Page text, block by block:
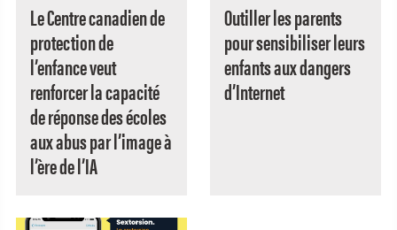
Le Centre canadien de
protection de
l’enfance veut
renforcer la capacité
de réponse des écoles
aux abus par l’image à
l’ère de l’IA
Outiller les parents
pour sensibiliser leurs
enfants aux dangers
d’Internet